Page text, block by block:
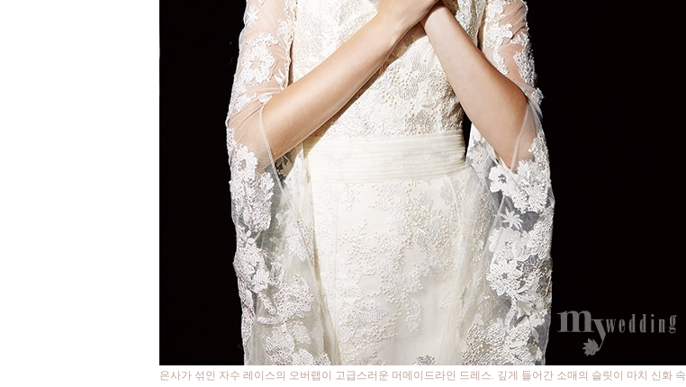
은사가 섞인 자수 레이스의 오버랩이 고급스러운 머메이드라인 드레스. 깊게 들어간 소매의 슬릿이 마치 신화 속